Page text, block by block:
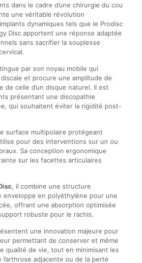
dans le cadre d’une chirurgie du cou
une véritable révolution
dynamiques tels que le Prodisc
Disc apportent une réponse adaptée
sans sacrifier la souplesse
par son noyau mobile qui
et procure une amplitude de
de celle d’un disque naturel. Il est
présentant une discopathie
qui souhaitent éviter la rigidité post-
surface multipolaire protégeant
pour des interventions sur un ou
Sa conception ergonomique
sur les facettes articulaires
, il combine une structure
enveloppe en polyéthylène pour une
offrant une absorption optimisée
robuste pour le rachis.
une innovation majeure pour
permettant de conserver et même
qualité de vie, tout en minimisant les
adjacente ou de la perte